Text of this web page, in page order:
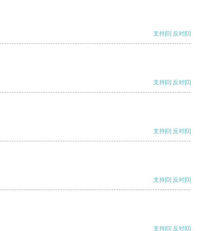
支持[0] 反对[0]
支持[0] 反对[0]
支持[0] 反对[0]
支持[0] 反对[0]
支持[0] 反对[0]